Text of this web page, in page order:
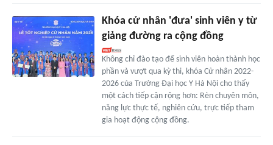
Khóa cử nhân 'đưa' sinh viên y từ
giảng đường ra cộng đồng
Không chỉ đào tạo để sinh viên hoàn thành học
phần và vượt qua kỳ thi, khóa Cử nhân 2022-
2026 của Trường Đại học Y Hà Nội cho thấy
một cách tiếp cận rộng hơn: Rèn chuyên môn,
năng lực thực tế, nghiên cứu, trực tiếp tham
gia hoạt động cộng đồng.